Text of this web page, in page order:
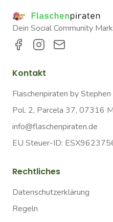
Dein Social Community
Kontakt
Flaschenpiraten by
Pol. 2, Parcela 37, 07316
info@flaschenpiraten.de
EU Steuer-ID:
Rechtliches
Datenschutzerklärung
Regeln